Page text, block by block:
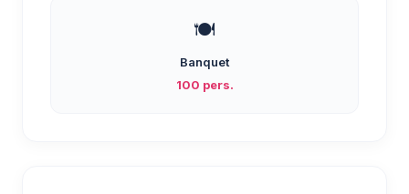
🍽️
Banquet
100 pers.